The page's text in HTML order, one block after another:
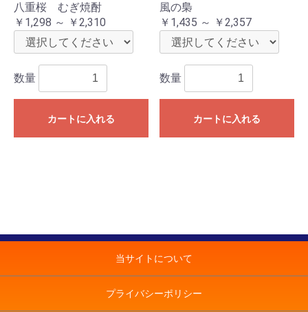
八重桜 むぎ焼酎
￥1,298 ～ ￥2,310
数量
カートに入れる
風の梟
￥1,435 ～ ￥2,357
数量
カートに入れる
当サイトについて
プライバシーポリシー